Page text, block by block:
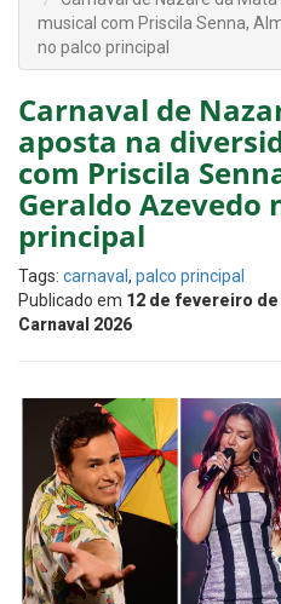
musical com Priscila Senna,
no palco principal
Carnaval de
aposta na
com Priscila
Geraldo Azevedo
principal
Tags: carnaval , palco principal
Publicado em 12 de fevereiro de
Carnaval 2026